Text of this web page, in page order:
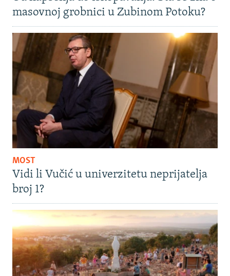
masovnoj grobnici u Zubinom Potoku?
MOST
Vidi li Vučić u univerzitetu neprijatelja
broj 1?